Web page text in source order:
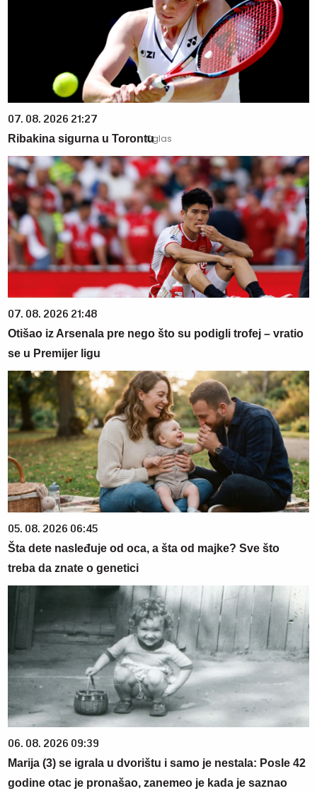
07. 08. 2026 21:27
Ribakina sigurna u Torontu
07. 08. 2026 21:48
Otišao iz Arsenala pre nego što su podigli trofej – vratio
se u Premijer ligu
05. 08. 2026 06:45
Šta dete nasleđuje od oca, a šta od majke? Sve što
treba da znate o genetici
06. 08. 2026 09:39
Marija (3) se igrala u dvorištu i samo je nestala: Posle 42
godine otac je pronašao, zanemeo je kada je saznao